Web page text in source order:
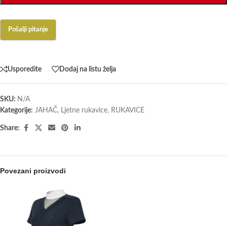
Usporedite Dodaj na listu želja
SKU: N/A
Kategorije: JAHAČ, Ljetne rukavice, RUKAVICE
Share:
Povezani proizvodi